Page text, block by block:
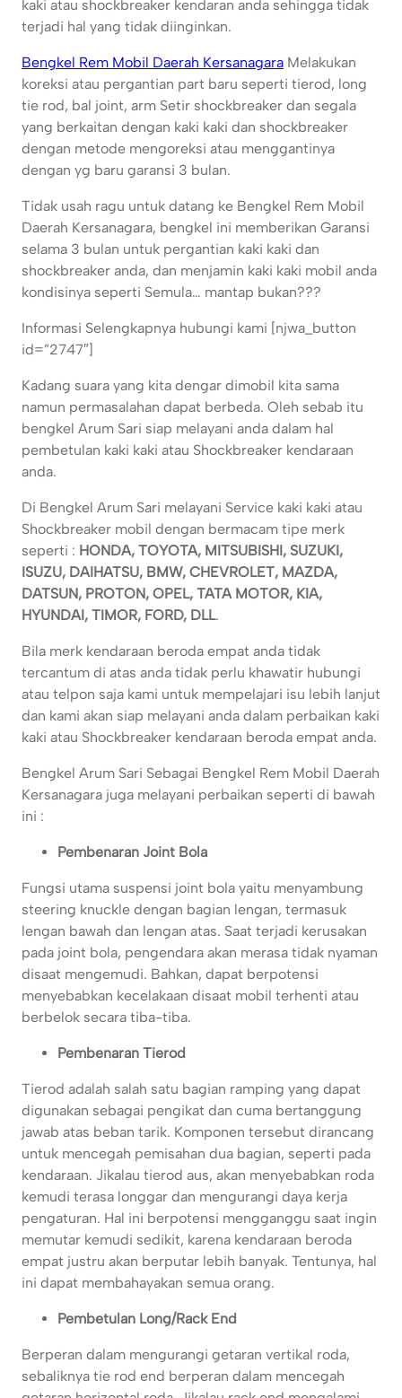
kaki atau shockbreaker kendaran anda sehingga tidak
terjadi hal yang tidak diinginkan.
Bengkel Rem Mobil Daerah Kersanagara Melakukan
koreksi atau pergantian part baru seperti tierod, long
tie rod, bal joint, arm Setir shockbreaker dan segala
yang berkaitan dengan kaki kaki dan shockbreaker
dengan metode mengoreksi atau menggantinya
dengan yg baru garansi 3 bulan.
Tidak usah ragu untuk datang ke Bengkel Rem Mobil
Daerah Kersanagara, bengkel ini memberikan Garansi
selama 3 bulan untuk pergantian kaki kaki dan
shockbreaker anda, dan menjamin kaki kaki mobil anda
kondisinya seperti Semula… mantap bukan???
Informasi Selengkapnya hubungi kami [njwa_button
id=”2747″]
Kadang suara yang kita dengar dimobil kita sama
namun permasalahan dapat berbeda. Oleh sebab itu
bengkel Arum Sari siap melayani anda dalam hal
pembetulan kaki kaki atau Shockbreaker kendaraan
anda.
Di Bengkel Arum Sari melayani Service kaki kaki atau
Shockbreaker mobil dengan bermacam tipe merk
seperti : HONDA, TOYOTA, MITSUBISHI, SUZUKI,
ISUZU, DAIHATSU, BMW, CHEVROLET, MAZDA,
DATSUN, PROTON, OPEL, TATA MOTOR, KIA,
HYUNDAI, TIMOR, FORD, DLL.
Bila merk kendaraan beroda empat anda tidak
tercantum di atas anda tidak perlu khawatir hubungi
atau telpon saja kami untuk mempelajari isu lebih lanjut
dan kami akan siap melayani anda dalam perbaikan kaki
kaki atau Shockbreaker kendaraan beroda empat anda.
Bengkel Arum Sari Sebagai Bengkel Rem Mobil Daerah
Kersanagara juga melayani perbaikan seperti di bawah
ini :
Pembenaran Joint Bola
Fungsi utama suspensi joint bola yaitu menyambung
steering knuckle dengan bagian lengan, termasuk
lengan bawah dan lengan atas. Saat terjadi kerusakan
pada joint bola, pengendara akan merasa tidak nyaman
disaat mengemudi. Bahkan, dapat berpotensi
menyebabkan kecelakaan disaat mobil terhenti atau
berbelok secara tiba-tiba.
Pembenaran Tierod
Tierod adalah salah satu bagian ramping yang dapat
digunakan sebagai pengikat dan cuma bertanggung
jawab atas beban tarik. Komponen tersebut dirancang
untuk mencegah pemisahan dua bagian, seperti pada
kendaraan. Jikalau tierod aus, akan menyebabkan roda
kemudi terasa longgar dan mengurangi daya kerja
pengaturan. Hal ini berpotensi mengganggu saat ingin
memutar kemudi sedikit, karena kendaraan beroda
empat justru akan berputar lebih banyak. Tentunya, hal
ini dapat membahayakan semua orang.
Pembetulan Long/Rack End
Berperan dalam mengurangi getaran vertikal roda,
sebaliknya tie rod end berperan dalam mencegah